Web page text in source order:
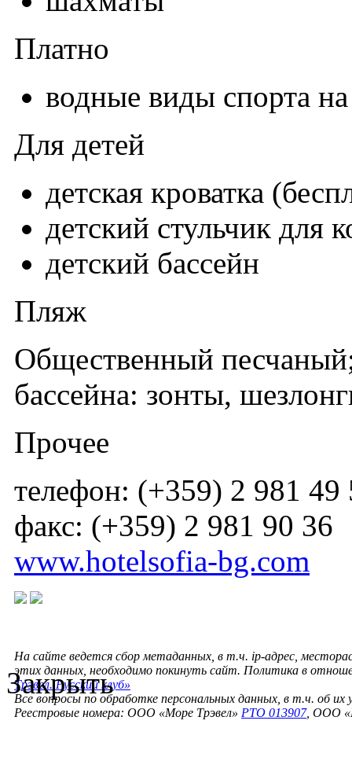
Платно
водные виды спорта
Для детей
детская кроватка
детский стульчик для
детский бассейн
Пляж
Общественный
бассейна: зонты,
Прочее
телефон: (+359) 2 981 49
факс: (+359) 2 981 90 36
www.hotelsofia-bg.com
На сайте ведется сбор метаданных, в т.ч. ip-адрес,
этих данных, необходимо покинуть сайт. Политика в
Трэвел. Русский клуб»
Все вопросы по обработке персональных данных, в т.ч. об их
Реестровые номера: ООО «Море Трэвел» РТО 013907, ООО
Закрыть